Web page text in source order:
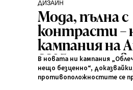
ДИЗАЙН
Мода, пълна с
контрасти –
кампания на
SS25
стилове и
В новата ни кампания
нещо безценно“,
противоположностите се